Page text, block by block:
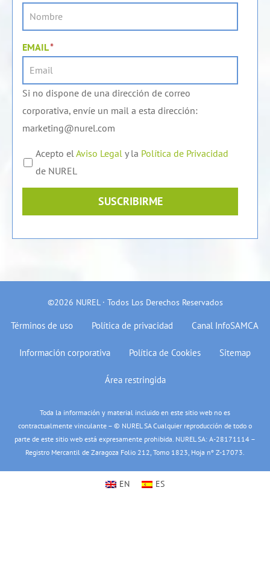
EMAIL*
Si no dispone de una dirección de correo
corporativa, envíe un mail a esta dirección:
marketing@nurel.com
Acepto el Aviso Legal y la Política de Privacidad
de NUREL
SUSCRIBIRME
©2026 NUREL · Todos Los Derechos Reservados
Términos de uso Política de privacidad Canal InfoSAMCA
Información corporativa Política de Cookies Sitemap
Área restringida
Toda la información y material incluido en este sitio web no es
contractualmente vinculante – © NUREL SA Cualquier reproducción de todo o
parte de este sitio web está expresamente prohibida. NUREL SA: A-28171114 –
Registro Mercantil de Zaragoza Folio 212, Tomo 1823, Hoja nº Z-17073.
EN ES